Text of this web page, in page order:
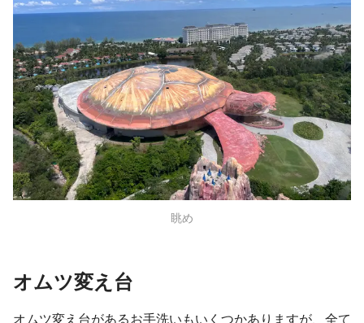
眺め
オムツ変え台
オムツ変え台があるお手洗いもいくつかありますが、全て